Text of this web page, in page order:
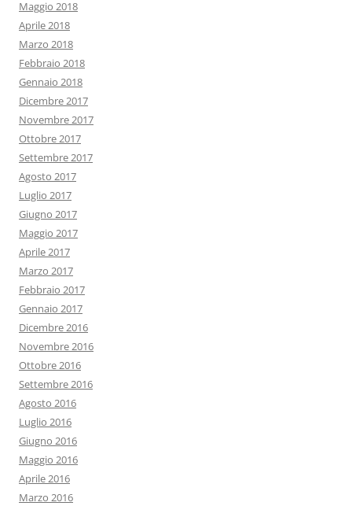
Maggio 2018
Aprile 2018
Marzo 2018
Febbraio 2018
Gennaio 2018
Dicembre 2017
Novembre 2017
Ottobre 2017
Settembre 2017
Agosto 2017
Luglio 2017
Giugno 2017
Maggio 2017
Aprile 2017
Marzo 2017
Febbraio 2017
Gennaio 2017
Dicembre 2016
Novembre 2016
Ottobre 2016
Settembre 2016
Agosto 2016
Luglio 2016
Giugno 2016
Maggio 2016
Aprile 2016
Marzo 2016